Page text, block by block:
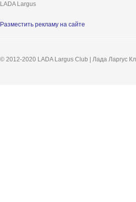
LADA Largus
Разместить рекламу на сайте
© 2012-2020 LADA Largus Club | Лада Ларгус